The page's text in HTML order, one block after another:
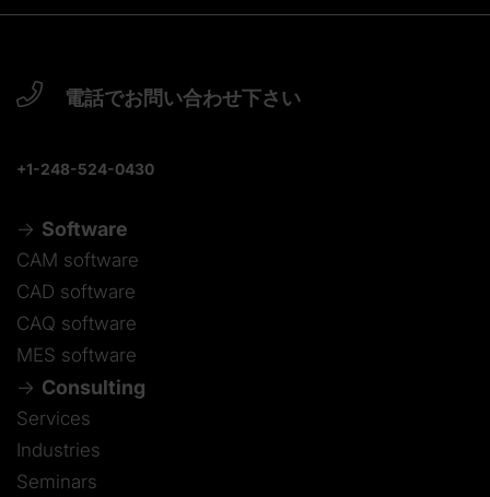
電話でお問い合わせ下さい
+1-248-524-0430
Software
CAM software
CAD software
CAQ software
MES software
Consulting
Services
Industries
Seminars